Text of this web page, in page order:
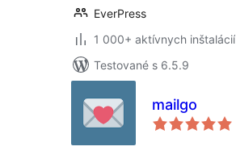
EverPress
1 000+ aktívnych inštalácií
Testované s 6.5.9
mailgo